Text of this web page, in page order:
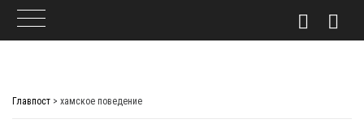
Главпост > хамское поведение